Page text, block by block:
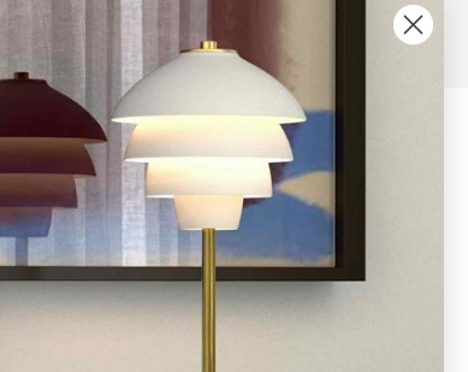
08 - 654 29 00
info@ljusbutik.se
Fler kontaktuppgifter »
Adress:Kungsholmsgatan 6, 112 27
Stockholm